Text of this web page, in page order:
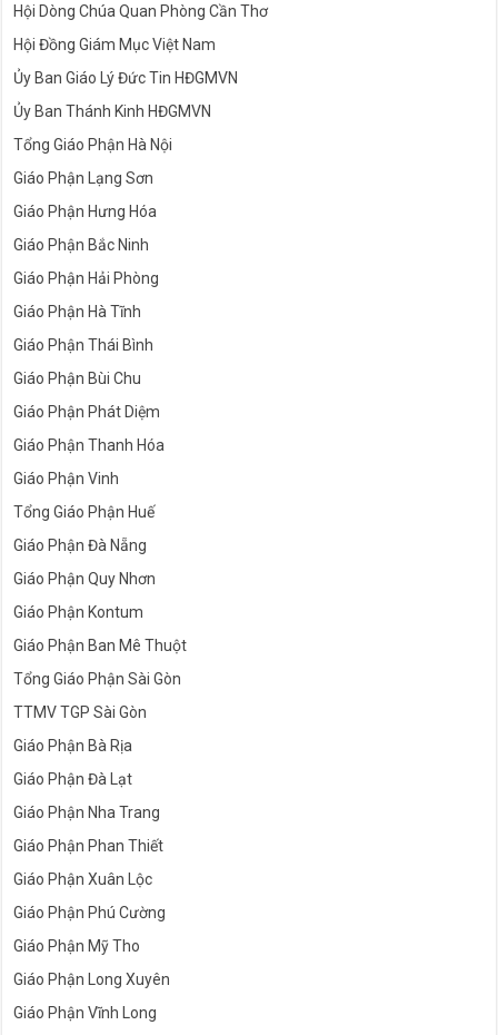
Hội Dòng Chúa Quan Phòng Cần Thơ
Hội Đồng Giám Mục Việt Nam
Ủy Ban Giáo Lý Đức Tin HĐGMVN
Ủy Ban Thánh Kinh HĐGMVN
Tổng Giáo Phận Hà Nội
Giáo Phận Lạng Sơn
Giáo Phận Hưng Hóa
Giáo Phận Bắc Ninh
Giáo Phận Hải Phòng
Giáo Phận Hà Tĩnh
Giáo Phận Thái Bình
Giáo Phận Bùi Chu
Giáo Phận Phát Diệm
Giáo Phận Thanh Hóa
Giáo Phận Vinh
Tổng Giáo Phận Huế
Giáo Phận Đà Nẵng
Giáo Phận Quy Nhơn
Giáo Phận Kontum
Giáo Phận Ban Mê Thuột
Tổng Giáo Phận Sài Gòn
TTMV TGP Sài Gòn
Giáo Phận Bà Rịa
Giáo Phận Đà Lạt
Giáo Phận Nha Trang
Giáo Phận Phan Thiết
Giáo Phận Xuân Lộc
Giáo Phận Phú Cường
Giáo Phận Mỹ Tho
Giáo Phận Long Xuyên
Giáo Phận Vĩnh Long